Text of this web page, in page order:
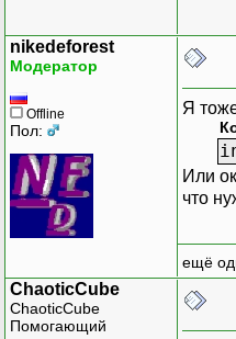
nikedeforest
Модератор
Offline
Пол:
Я
Или
что
ещё
ChaoticCube
ChaoticCube
Помогающий